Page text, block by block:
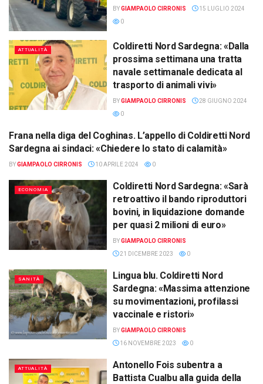
BYGIAMPAOLO CIRRONIS
15 LUGLIO 2024
0
ATTUALITÀ
Coldiretti Nord Sardegna: «Dalla
prossima settimana una tratta
navale settimanale dedicata al
trasporto di animali vivi»
BYGIAMPAOLO CIRRONIS
28 GIUGNO 2024
0
ATTUALITÀ
Frana nella diga del Coghinas. L’appello di Coldiretti Nord
Sardegna ai sindaci: «Chiedere lo stato di calamità»
BYGIAMPAOLO CIRRONIS 10 APRILE 2024 0
ECONOMIA
Coldiretti Nord Sardegna: «Sarà
retroattivo il bando riproduttori
bovini, in liquidazione domande
per quasi 2 milioni di euro»
BYGIAMPAOLO CIRRONIS
21 DICEMBRE 2023
0
SANITÀ
Lingua blu. Coldiretti Nord
Sardegna: «Massima attenzione
su movimentazioni, profilassi
vaccinale e ristori»
BYGIAMPAOLO CIRRONIS
16 NOVEMBRE 2023
0
ATTUALITÀ
Antonello Fois subentra a
Battista Cualbu alla guida della